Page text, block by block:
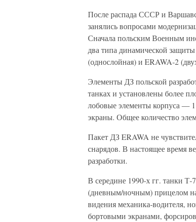
После распада СССР и
занялись вопросами
Сначала польским Военным
два типа динамической
(однослойная) и ERAWA-2
Элементы ДЗ польской
танках и установлены более
лобовые элементы корпуса —
экраны. Общее количество
Пакет ДЗ ERAWA не
снарядов. В настоящее время
разработки.
В середине 1990-х гг. танки
(дневным/ночным) прицелом
видения механика-водителя,
бортовыми экранами,